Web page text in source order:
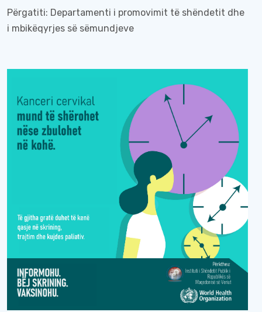
Përgatiti: Departamenti i promovimit të shëndetit dhe
i mbikëqyrjes së sëmundjeve